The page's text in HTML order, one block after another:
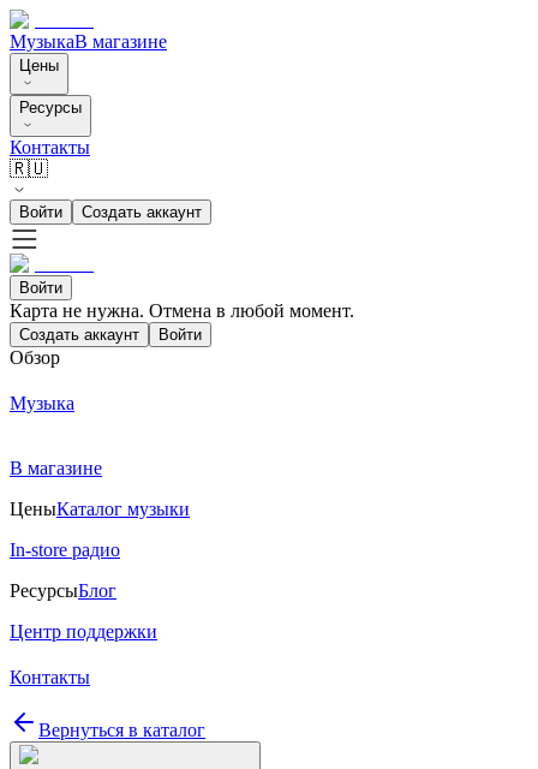
МузыкаВ магазине
Цены
Ресурсы
Контакты
🇷🇺
Войти Создать аккаунт
Войти
Карта не нужна. Отмена в любой момент.
Создать аккаунт Войти
Обзор
Музыка
В магазине
ЦеныКаталог музыки
In-store радио
РесурсыБлог
Центр поддержки
Контакты
Вернуться в каталог